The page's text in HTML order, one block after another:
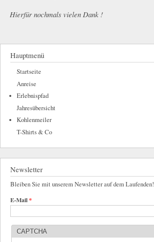
Hierfür nochmals vielen Dank !
Hauptmenü
Startseite
Anreise
Erlebnispfad
Jahresübersicht
Kohlenmeiler
T-Shirts & Co
Newsletter
Bleiben Sie mit unserem Newsletter auf dem Laufenden!
E-Mail*
CAPTCHA